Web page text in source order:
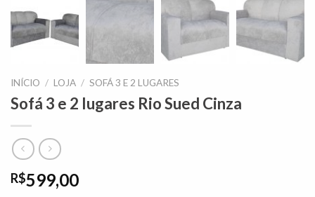
INÍCIO / LOJA / SOFÁ 3 E 2 LUGARES
Sofá 3 e 2 lugares Rio Sued Cinza
R$599,00